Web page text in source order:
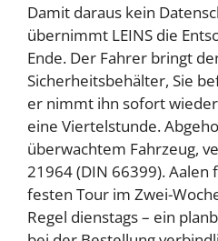
Damit daraus kein
übernimmt LEINS die
Ende. Der Fahrer bringt
Sicherheitsbehälter, Sie
er nimmt ihn sofort
eine Viertelstunde.
überwachtem Fahrzeug,
21964 (DIN 66399).
festen Tour im Zwei-
Regel dienstags – ein